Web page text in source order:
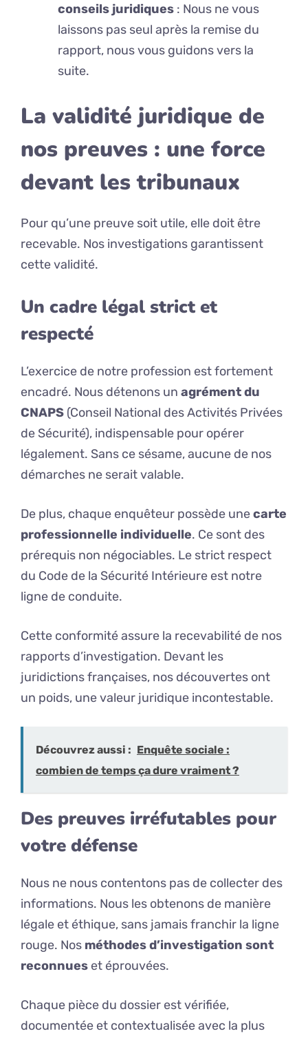
conseils juridiques : Nous ne vous
laissons pas seul après la remise du
rapport, nous vous guidons vers la
suite.
La validité juridique de
nos preuves : une force
devant les tribunaux
Pour qu’une preuve soit utile, elle doit être
recevable. Nos investigations garantissent
cette validité.
Un cadre légal strict et
respecté
L’exercice de notre profession est fortement
encadré. Nous détenons un agrément du
CNAPS (Conseil National des Activités Privées
de Sécurité), indispensable pour opérer
légalement. Sans ce sésame, aucune de nos
démarches ne serait valable.
De plus, chaque enquêteur possède unecarte
professionnelle individuelle. Ce sont des
prérequis non négociables. Le strict respect
du Code de la Sécurité Intérieure est notre
ligne de conduite.
Cette conformité assure la recevabilité de nos
rapports d’investigation. Devant les
juridictions françaises, nos découvertes ont
un poids, une valeur juridique incontestable.
Découvrez aussi : Enquête sociale :
combien de temps ça dure vraiment ?
Des preuves irréfutables pour
votre défense
Nous ne nous contentons pas de collecter des
informations. Nous les obtenons de manière
légale et éthique, sans jamais franchir la ligne
rouge. Nos méthodes d’investigation sont
reconnues et éprouvées.
Chaque pièce du dossier est vérifiée,
documentée et contextualisée avec la plus